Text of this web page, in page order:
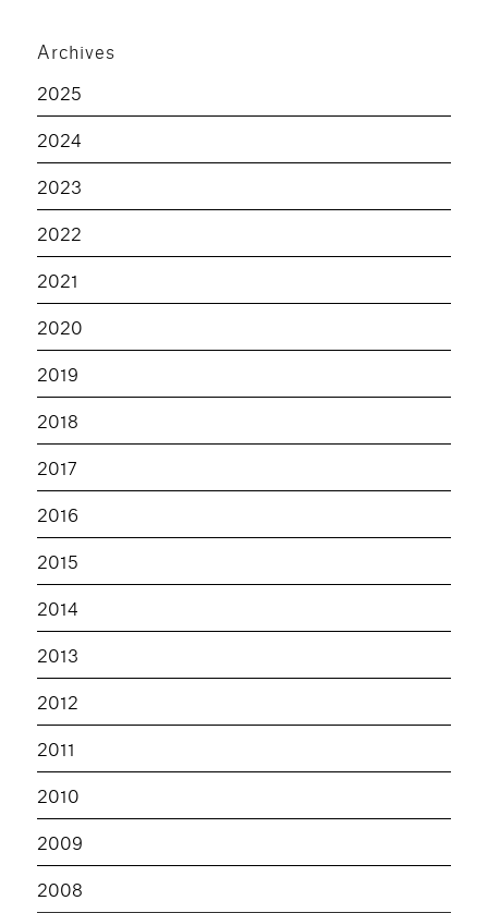
Archives
2025
2024
2023
2022
2021
2020
2019
2018
2017
2016
2015
2014
2013
2012
2011
2010
2009
2008